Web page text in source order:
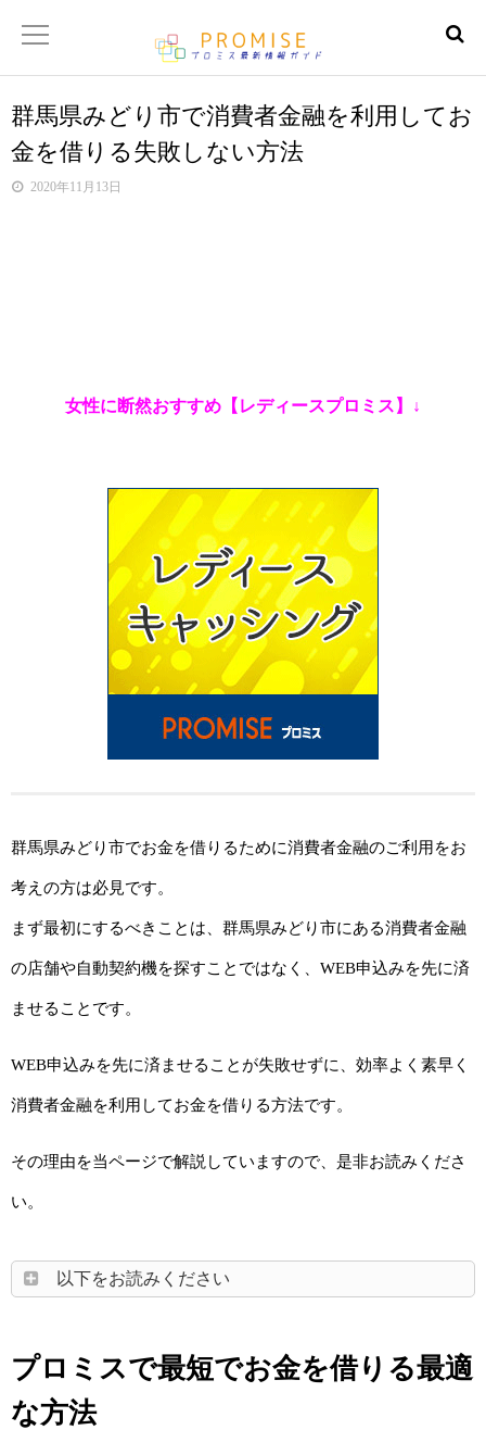
返済金額シュミレーター
【サイトマップ】
群馬県みどり市で消費者金融を利用してお
金を借りる失敗しない方法
2020年11月13日
女性に断然おすすめ【レディースプロミス】↓
群馬県みどり市でお金を借りるために消費者金融のご利用をお
考えの方は必見です。
まず最初にするべきことは、群馬県みどり市にある消費者金融
の店舗や自動契約機を探すことではなく、WEB申込みを先に済
ませることです。
WEB申込みを先に済ませることが失敗せずに、効率よく素早く
消費者金融を利用してお金を借りる方法です。
その理由を当ページで解説していますので、是非お読みくださ
い。
以下をお読みください
プロミスで最短でお金を借りる最適
な方法